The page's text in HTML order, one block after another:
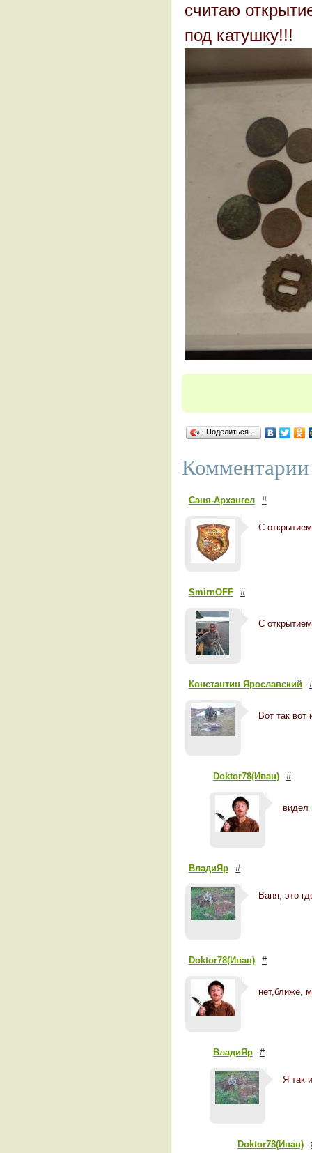
считаю
под катушку!!!
Поделиться…
Саня-Архангел #
С
SmirnOFF #
С
Константин Ярославский
Вот так вот
Doktor78(Иван) #
видел
ВладиЯр #
Ваня, это
Doktor78(Иван) #
нет,ближе,
ВладиЯр #
Я так
Doktor78(Иван)